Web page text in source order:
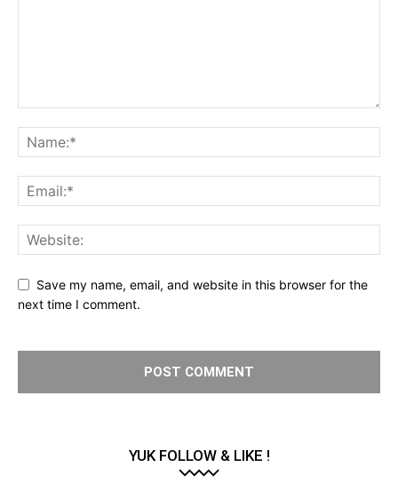
Save my name, email, and website in this browser for the
next time I comment.
YUK FOLLOW & LIKE !